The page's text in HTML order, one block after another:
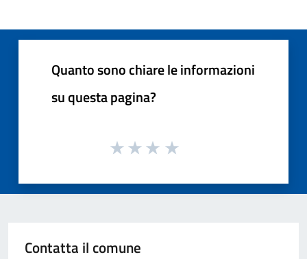
Quanto sono chiare le informazioni
su questa pagina?
Contatta il comune